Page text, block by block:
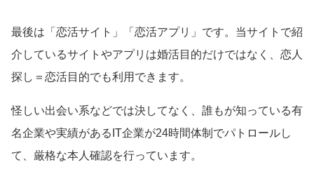
最後は「恋活サイト」「恋活アプリ」です。当サイトで紹
介しているサイトやアプリは婚活目的だけではなく、恋人
探し＝恋活目的でも利用できます。
怪しい出会い系などでは決してなく、誰もが知っている有
名企業や実績があるIT企業が24時間体制でパトロールし
て、厳格な本人確認を行っています。